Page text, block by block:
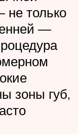
не только
—
зоны губ,